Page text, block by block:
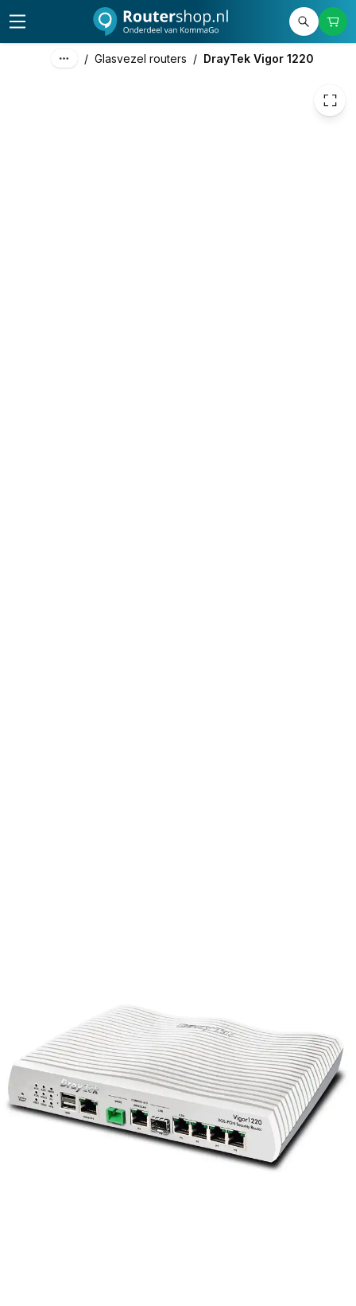
/ Glasvezel routers / DrayTek Vigor 1220
336,25 excl. btw
406,86 incl. btw